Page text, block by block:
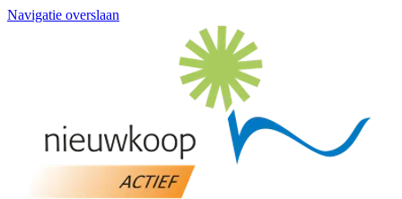
Navigatie overslaan